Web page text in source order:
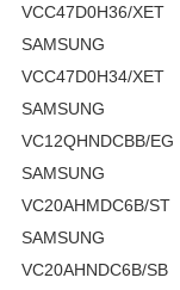
VCC47D0H36/XET
SAMSUNG
VCC47D0H34/XET
SAMSUNG
VC12QHNDCBB/EG
SAMSUNG
VC20AHMDC6B/ST
SAMSUNG
VC20AHNDC6B/SB